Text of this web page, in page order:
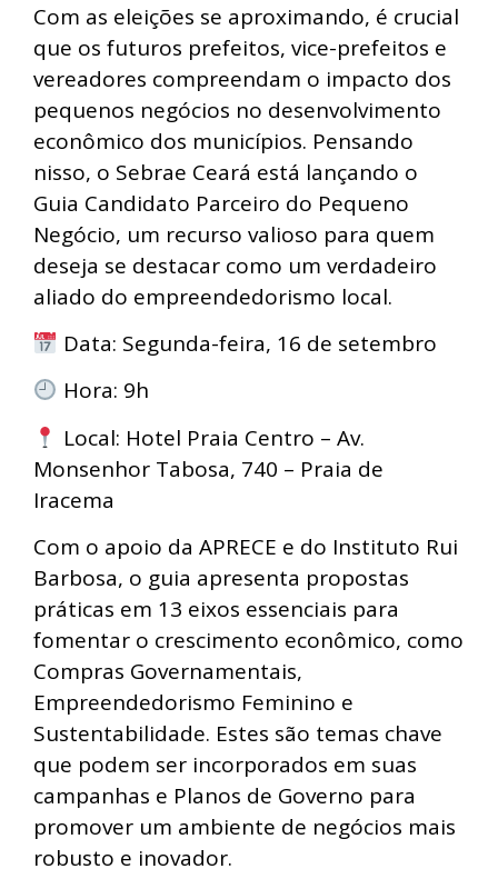
Com as eleições se aproximando, é crucial
que os futuros prefeitos, vice-prefeitos e
vereadores compreendam o impacto dos
pequenos negócios no desenvolvimento
econômico dos municípios. Pensando
nisso, o Sebrae Ceará está lançando o
Guia Candidato Parceiro do Pequeno
Negócio, um recurso valioso para quem
deseja se destacar como um verdadeiro
aliado do empreendedorismo local.
Data: Segunda-feira, 16 de setembro
Hora: 9h
Local: Hotel Praia Centro – Av.
Monsenhor Tabosa, 740 – Praia de
Iracema
Com o apoio da APRECE e do Instituto Rui
Barbosa, o guia apresenta propostas
práticas em 13 eixos essenciais para
fomentar o crescimento econômico, como
Compras Governamentais,
Empreendedorismo Feminino e
Sustentabilidade. Estes são temas chave
que podem ser incorporados em suas
campanhas e Planos de Governo para
promover um ambiente de negócios mais
robusto e inovador.